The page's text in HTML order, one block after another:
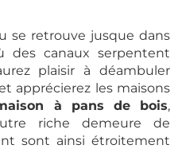
se retrouve jusque dans
des canaux serpentent
plaisir à déambuler
apprécierez les maisons
à pans de bois,
riche demeure de
sont ainsi étroitement